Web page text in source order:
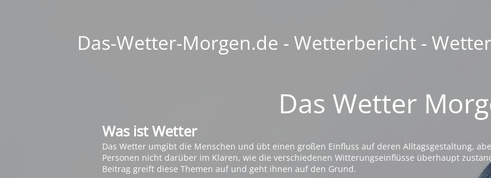
Das-Wetter-Morgen.de - Wetterbericht -
Das Wetter
Was ist Wetter
Das Wetter umgibt die Menschen und übt einen großen Einfluss auf deren Alltagsgestaltung,
Personen nicht darüber im Klaren, wie die verschiedenen Witterungseinflüsse überhaupt
Beitrag greift diese Themen auf und geht ihnen auf den Grund.